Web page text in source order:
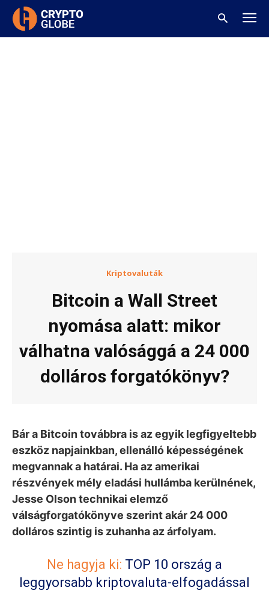
Kriptovaluták
Bitcoin a Wall Street
nyomása alatt: mikor
válhatna valósággá a 24 000
dolláros forgatókönyv?
Bár a Bitcoin továbbra is az egyik legfigyeltebb
eszköz napjainkban, ellenálló képességének
megvannak a határai. Ha az amerikai
részvények mély eladási hullámba kerülnének,
Jesse Olson technikai elemző
válságforgatókönyve szerint akár 24 000
dolláros szintig is zuhanha az árfolyam.
Ne hagyja ki: TOP 10 ország a
leggyorsabb kriptovaluta-elfogadással